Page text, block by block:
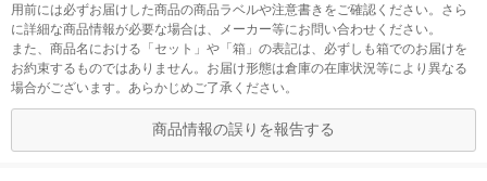
用前には必ずお届けした商品の商品ラベルや注意書きをご確認ください。さら
に詳細な商品情報が必要な場合は、メーカー等にお問い合わせください。
また、商品名における「セット」や「箱」の表記は、必ずしも箱でのお届けを
お約束するものではありません。お届け形態は倉庫の在庫状況等により異なる
場合がございます。あらかじめご了承ください。
商品情報の誤りを報告する